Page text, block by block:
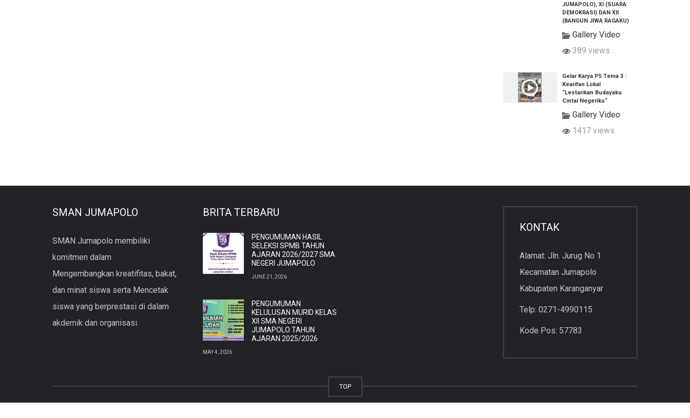
JUMAPOLO), XI (SUARA
DEMOKRASI) DAN XII
(BANGUN JIWA RAGAKU)
Gallery Video
389 views
Gelar Karya P5 Tema 3 :
Kearifan Lokal
“Lestarikan Budayaku
Cintai Negeriku“
Gallery Video
1417 views
SMAN JUMAPOLO
SMAN Jumapolo membiliki
komitmen dalam
Mengembangkan kreatifitas, bakat,
dan minat siswa serta Mencetak
siswa yang berprestasi di dalam
akdemik dan organisasi.
BRITA TERBARU
PENGUMUMAN HASIL
SELEKSI SPMB TAHUN
AJARAN 2026/2027 SMA
NEGERI JUMAPOLO
JUNE 21, 2026
PENGUMUMAN
KELULUSAN MURID KELAS
XII SMA NEGERI
JUMAPOLO TAHUN
AJARAN 2025/2026
MAY 4, 2026
KONTAK
Alamat: Jln. Jurug No 1
Kecamatan Jumapolo
Kabupaten Karanganyar
Telp: 0271-4990115
Kode Pos: 57783
TOP